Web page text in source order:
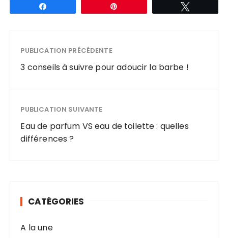
PUBLICATION PRÉCÉDENTE
3 conseils à suivre pour adoucir la barbe !
PUBLICATION SUIVANTE
Eau de parfum VS eau de toilette : quelles
différences ?
CATÉGORIES
A la une